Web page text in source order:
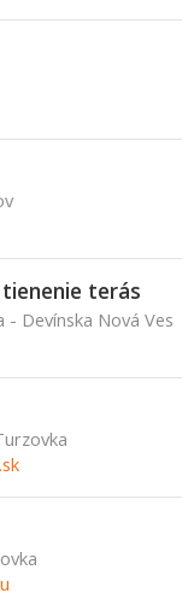
terás
- Devínska Nová Ves